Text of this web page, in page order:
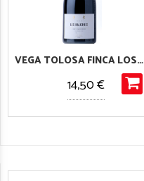
VEGA TOLOSA FINCA LOS HALCONES
14,50 €